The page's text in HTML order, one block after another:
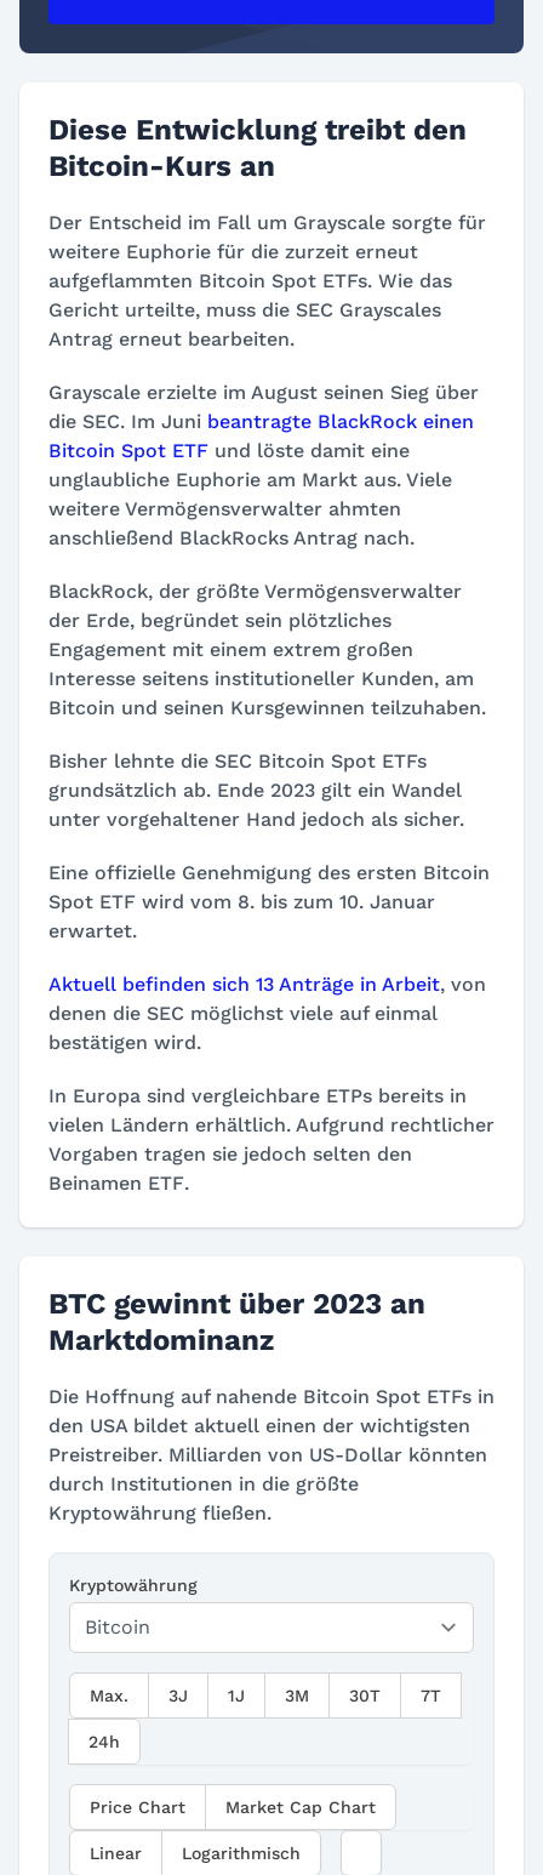
Diese Entwicklung treibt den
Bitcoin-Kurs an
Der Entscheid im Fall um Grayscale sorgte für
weitere Euphorie für die zurzeit erneut
aufgeflammten Bitcoin Spot ETFs. Wie das
Gericht urteilte, muss die SEC Grayscales
Antrag erneut bearbeiten.
Grayscale erzielte im August seinen Sieg über
die SEC. Im Juni beantragte BlackRock einen
Bitcoin Spot ETF und löste damit eine
unglaubliche Euphorie am Markt aus. Viele
weitere Vermögensverwalter ahmten
anschließend BlackRocks Antrag nach.
BlackRock, der größte Vermögensverwalter
der Erde, begründet sein plötzliches
Engagement mit einem extrem großen
Interesse seitens institutioneller Kunden, am
Bitcoin und seinen Kursgewinnen teilzuhaben.
Bisher lehnte die SEC Bitcoin Spot ETFs
grundsätzlich ab. Ende 2023 gilt ein Wandel
unter vorgehaltener Hand jedoch als sicher.
Eine offizielle Genehmigung des ersten Bitcoin
Spot ETF wird vom 8. bis zum 10. Januar
erwartet.
Aktuell befinden sich 13 Anträge in Arbeit, von
denen die SEC möglichst viele auf einmal
bestätigen wird.
In Europa sind vergleichbare ETPs bereits in
vielen Ländern erhältlich. Aufgrund rechtlicher
Vorgaben tragen sie jedoch selten den
Beinamen ETF.
BTC gewinnt über 2023 an
Marktdominanz
Die Hoffnung auf nahende Bitcoin Spot ETFs in
den USA bildet aktuell einen der wichtigsten
Preistreiber. Milliarden von US-Dollar könnten
durch Institutionen in die größte
Kryptowährung fließen.
Kryptowährung
Max. 3J 1J 3M 30T 7T
24h
Price Chart Market Cap Chart
Linear Logarithmisch